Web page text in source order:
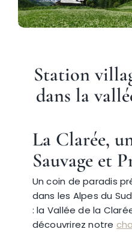
Séjours été
Tarifs
Névache
Accès
Station
dans la
La Clarée,
Sauvage et
Un coin de paradis
dans les Alpes du
: la Vallée de la
découvrirez notre